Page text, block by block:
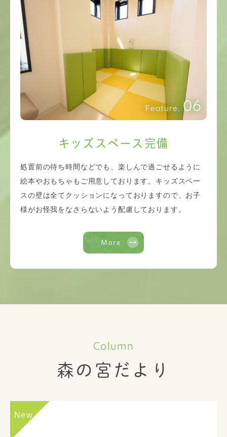
Feature. 06
キッズスペース完備
処置前の待ち時間などでも、楽しんで過ごせるように
絵本やおもちゃもご用意しております。キッズスペー
スの壁は全てクッションになっておりますので、お子
様がお怪我をなさらないよう配慮しております。
More
Column
森の宮だより